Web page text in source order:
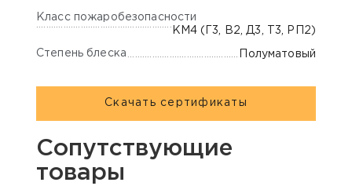
Класс пожаробезопасности
КМ4 (Г3, В2, Д3, Т3, РП2)
Степень блеска Полуматовый
Скачать сертификаты
Сопутствующие
товары